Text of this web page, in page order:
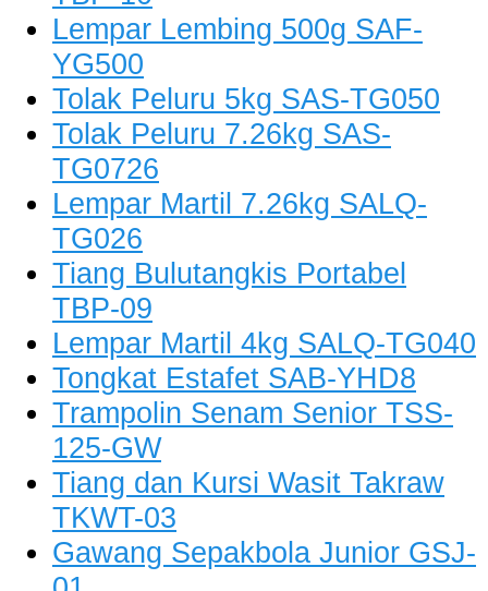
Lempar Lembing 500g SAF-
YG500
Tolak Peluru 5kg SAS-TG050
Tolak Peluru 7.26kg SAS-
TG0726
Lempar Martil 7.26kg SALQ-
TG026
Tiang Bulutangkis Portabel
TBP-09
Lempar Martil 4kg SALQ-TG040
Tongkat Estafet SAB-YHD8
Trampolin Senam Senior TSS-
125-GW
Tiang dan Kursi Wasit Takraw
TKWT-03
Gawang Sepakbola Junior GSJ-